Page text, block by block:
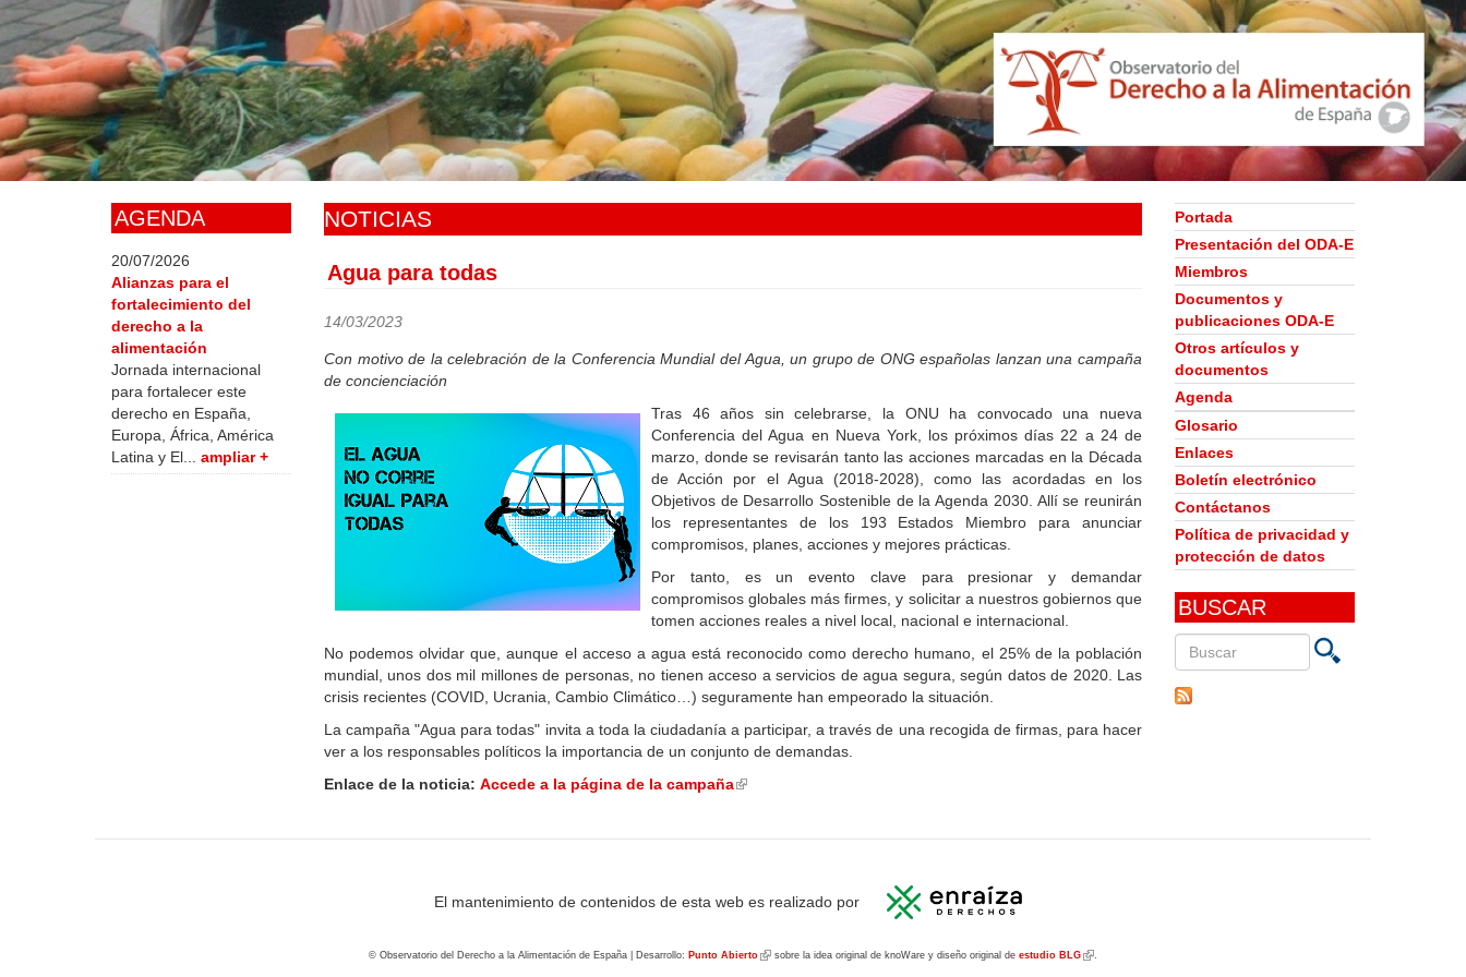
Skip
to
main
content
AGENDA
20/07/2026
Alianzas para el
fortalecimiento del
derecho a la
alimentación
Jornada internacional
para fortalecer este
derecho en España,
Europa, África, América
Latina y El... ampliar +
NOTICIAS
Agua para todas
14/03/2023
Con motivo de la celebración de la Conferencia Mundial del Agua, un grupo de ONG españolas lanzan una campaña
de concienciación
Tras 46 años sin celebrarse, la ONU ha convocado una nueva
Conferencia del Agua en Nueva York, los próximos días 22 a 24 de
marzo, donde se revisarán tanto las acciones marcadas en la Década
de Acción por el Agua (2018-2028), como las acordadas en los
Objetivos de Desarrollo Sostenible de la Agenda 2030. Allí se reunirán
los representantes de los 193 Estados Miembro para anunciar
compromisos, planes, acciones y mejores prácticas.
Por tanto, es un evento clave para presionar y demandar
compromisos globales más firmes, y solicitar a nuestros gobiernos que
tomen acciones reales a nivel local, nacional e internacional.
No podemos olvidar que, aunque el acceso a agua está reconocido como derecho humano, el 25% de la población
mundial, unos dos mil millones de personas, no tienen acceso a servicios de agua segura, según datos de 2020. Las
crisis recientes (COVID, Ucrania, Cambio Climático…) seguramente han empeorado la situación.
La campaña "Agua para todas" invita a toda la ciudadanía a participar, a través de una recogida de firmas, para hacer
ver a los responsables políticos la importancia de un conjunto de demandas.
Enlace de la noticia: Accede a la página de la campaña(link
Portada
Presentación del ODA-E
Miembros
Documentos y
publicaciones ODA-E
Otros artículos y
documentos
Agenda
Glosario
Enlaces
Boletín electrónico
Contáctanos
Política de privacidad y
protección de datos
BUSCAR
en
El mantenimiento de contenidos de esta web es realizado por
© Observatorio del Derecho a la Alimentación de España | Desarrollo: Punto Abierto (linksobre la idea original de knoWare y diseño original de estudio BLG (link